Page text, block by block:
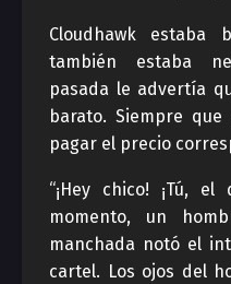
Cloudhawk estaba
también estaba
pasada le advertía
barato. Siempre
pagar el precio
“¡Hey chico! ¡Tú,
momento, un
manchada notó el
cartel. Los ojos del